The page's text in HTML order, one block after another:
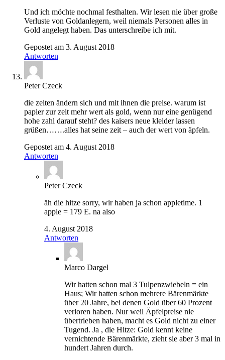
Und ich möchte nochmal festhalten. Wir lesen nie über große
Verluste von Goldanlegern, weil niemals Personen alles in
Gold angelegt haben. Das unterschreibe ich mit.
Gepostet am 3. August 2018
Antworten
Peter Czeck
die zeiten ändern sich und mit ihnen die preise. warum ist
papier zur zeit mehr wert als gold, wenn nur eine genügend
hohe zahl darauf steht? des kaisers neue kleider lassen
grüßen…….alles hat seine zeit – auch der wert von äpfeln.
Gepostet am 4. August 2018
Antworten
Peter Czeck
äh die hitze sorry, wir haben ja schon appletime. 1
apple = 179 E. na also
4. August 2018
Antworten
Marco Dargel
Wir hatten schon mal 3 Tulpenzwiebeln = ein
Haus; Wir hatten schon mehrere Bärenmärkte
über 20 Jahre, bei denen Gold über 60 Prozent
verloren haben. Nur weil Äpfelpreise nie
übertrieben haben, macht es Gold nicht zu einer
Tugend. Ja , die Hitze: Gold kennt keine
vernichtende Bärenmärkte, zieht sie aber 3 mal in
hundert Jahren durch.